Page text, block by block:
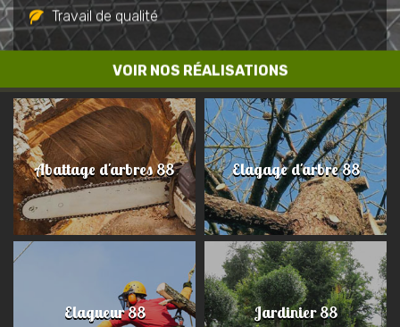
VOIR NOS RÉALISATIONS
Travail de qualité
Abattage d'arbres 88 Elagage d'arbre 88
Elagueur 88 Jardinier 88